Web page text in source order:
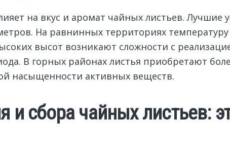
на вкус и аромат чайных листьев.
На равнинных территориях
высот возникают сложности с
В горных районах листья приобретают
насыщенности активных веществ.
сбора чайных листьев: